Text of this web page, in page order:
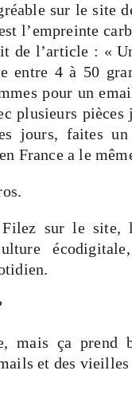
sur le site
l’empreinte
de l’article : «
entre 4 à 50
pour un
plusieurs
jours, faites
France a le
sur le site,
mais ça prend
et des